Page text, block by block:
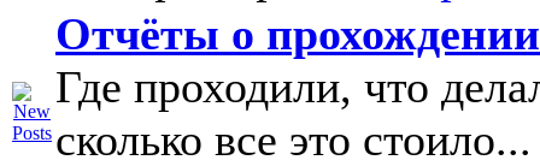
Отчёты о
Где проходили, что
сколько все это стоило...